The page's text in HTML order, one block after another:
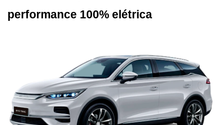
performance 100% elétrica